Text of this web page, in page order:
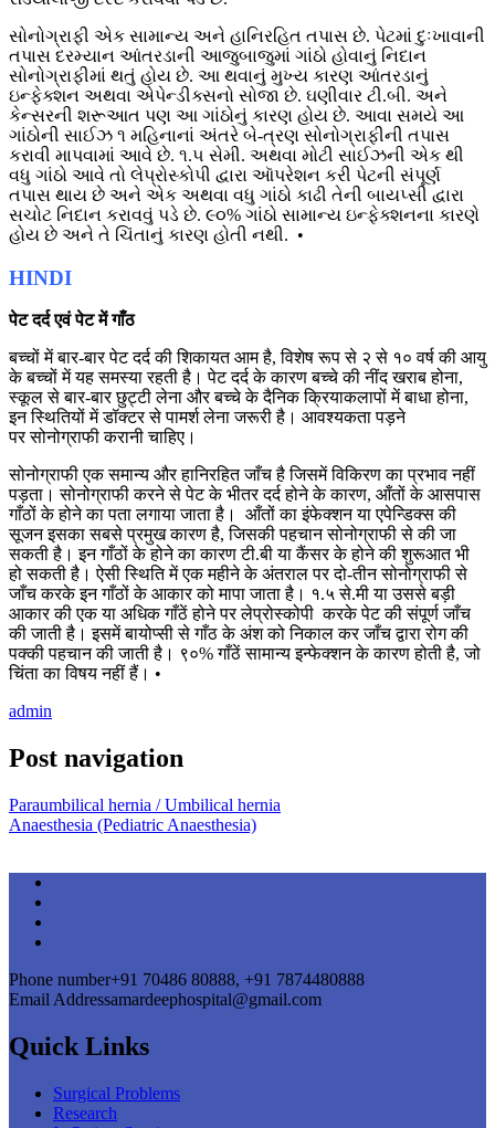
સોનોગ્રાફી એક સામાન્ય અને હાનિરહિત તપાસ છે. પેટમાં દુઃખાવાની
તપાસ દરમ્યાન આંતરડાની આજુબાજુમાં ગાંઠો હોવાનું નિદાન
સોનોગ્રાફીમાં થતું હોય છે. આ થવાનું મુખ્ય કારણ આંતરડાનું
ઇન્ફેક્શન અથવા એપેન્ડીક્સનો સોજા છે. ઘણીવાર ટી.બી. અને
કેન્સરની શરૂઆત પણ આ ગાંઠોનું કારણ હોય છે. આવા સમયે આ
ગાંઠોની સાઈઝ ૧ મહિનાનાં અંતરે બે-ત્રણ સોનોગ્રાફીની તપાસ
કરાવી માપવામાં આવે છે. ૧.૫ સેમી. અથવા મોટી સાઈઝની એક થી
વધુ ગાંઠો આવે તો લેપ્રોસ્કોપી દ્વારા આૅપરેશન કરી પેટની સંપૂર્ણ
તપાસ થાય છે અને એક અથવા વધુ ગાંઠો કાઢી તેની બાયપ્સી દ્વારા
સચોટ નિદાન કરાવવું પડે છે. ૯૦% ગાંઠો સામાન્ય ઇન્ફેક્શનના કારણે
હોય છે અને તે ચિંતાનું કારણ હોતી નથી. •
HINDI
पेट दर्द एवं पेट में गाँठ
बच्चों में बार-बार पेट दर्द की शिकायत आम है, विशेष रूप से २ से १० वर्ष की आयु
के बच्चों में यह समस्या रहती है। पेट दर्द के कारण बच्चे की नींद खराब होना,
स्कूल से बार-बार छुट्टी लेना और बच्चे के दैनिक क्रियाकलापों में बाधा होना,
इन स्थितियों में डॉक्टर से पामर्श लेना जरूरी है। आवश्यकता पड़ने
परसोनोग्राफीकरानी चाहिए।
सोनोग्राफी एक समान्य और हानिरहित जाँच है जिसमें विकिरण का प्रभाव नहीं
पड़ता। सोनोग्राफी करने से पेट के भीतर दर्द होने के कारण, आँतों के आसपास
गाँठों के होने का पता लगाया जाता है। आँतों का इंफेक्शन या एपेन्डिक्स की
सूजन इसका सबसे प्रमुख कारण है, जिसकी पहचान सोनोग्राफी से की जा
सकती है। इन गाँठों के होने का कारण टी.बी या कैंसर के होने की शुरूआत भी
हो सकती है। ऐसी स्थिति में एक महीने के अंतराल पर दो-तीन सोनोग्राफी से
जाँच करके इन गाँठों के आकार को मापा जाता है। १.५ से.मी या उससे बड़ी
आकार की एक या अधिक गाँठें होने पर लेप्रोस्कोपी करके पेट की संपूर्ण जाँच
की जाती है। इसमें बायोप्सी से गाँठ के अंश को निकाल कर जाँच द्वारा रोग की
पक्की पहचान की जाती है। ९०% गाँठें सामान्य इन्फेक्शन के कारण होती है, जो
चिंता का विषय नहीं हैं। •
admin
Post navigation
Paraumbilical hernia / Umbilical hernia
Anaesthesia (Pediatric Anaesthesia)
Phone number+91 70486 80888, +91 7874480888
Email Addressamardeephospital@gmail.com
Quick Links
Surgical Problems
Research